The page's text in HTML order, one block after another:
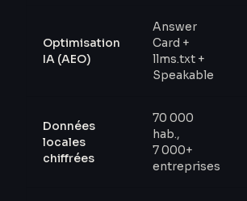
Optimisation
IA (AEO)
Answer
Card +
llms.txt +
Speakable
Données
locales
chiffrées
70 000
hab.,
7 000+
entreprises